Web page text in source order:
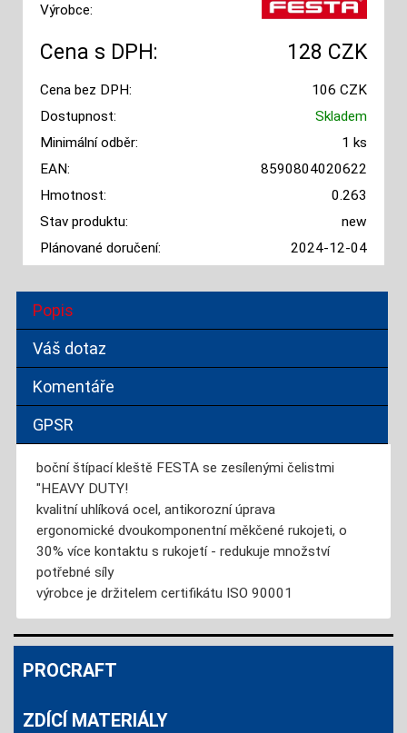
Výrobce:
Cena s DPH: 128 CZK
Cena bez DPH:
106 CZK
Dostupnost:
Skladem
Minimální odběr:
1 ks
EAN:
8590804020622
Hmotnost:
0.263
Stav produktu:
new
Plánované doručení:
2024-12-04
Popis
Váš dotaz
Komentáře
GPSR
boční štípací kleště FESTA se zesílenými čelistmi
"HEAVY DUTY!
kvalitní uhlíková ocel, antikorozní úprava
ergonomické dvoukomponentní měkčené rukojeti, o
30% více kontaktu s rukojetí - redukuje množství
potřebné síly
výrobce je držitelem certifikátu ISO 90001
PROCRAFT
ZDÍCÍ MATERIÁLY